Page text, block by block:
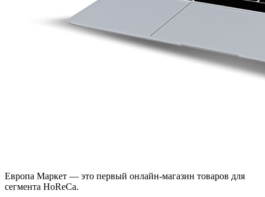
Европа Маркет — это первый онлайн-магазин товаров для
сегмента HoReCa.